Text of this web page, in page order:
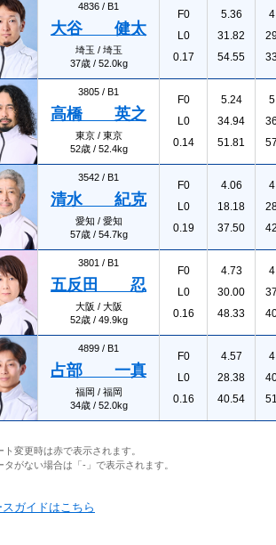
4836 / B1
大谷 健太
埼玉 / 埼玉
37歳 / 52.0kg
F0
L0
0.17
5.36
31.82
54.55
3805 / B1
高橋 英之
東京 / 東京
52歳 / 52.4kg
F0
L0
0.14
5.24
34.94
51.81
3542 / B1
清水 紀克
愛知 / 愛知
57歳 / 54.7kg
F0
L0
0.19
4.06
18.18
37.50
3801 / B1
五反田 忍
大阪 / 大阪
52歳 / 49.9kg
F0
L0
0.16
4.73
30.00
48.33
4899 / B1
占部 一真
福岡 / 福岡
34歳 / 52.0kg
F0
L0
0.16
4.57
28.38
40.54
ト変更時は赤で表示されます。
タがない場合は「-」で表示されます。
ガイドはこちら